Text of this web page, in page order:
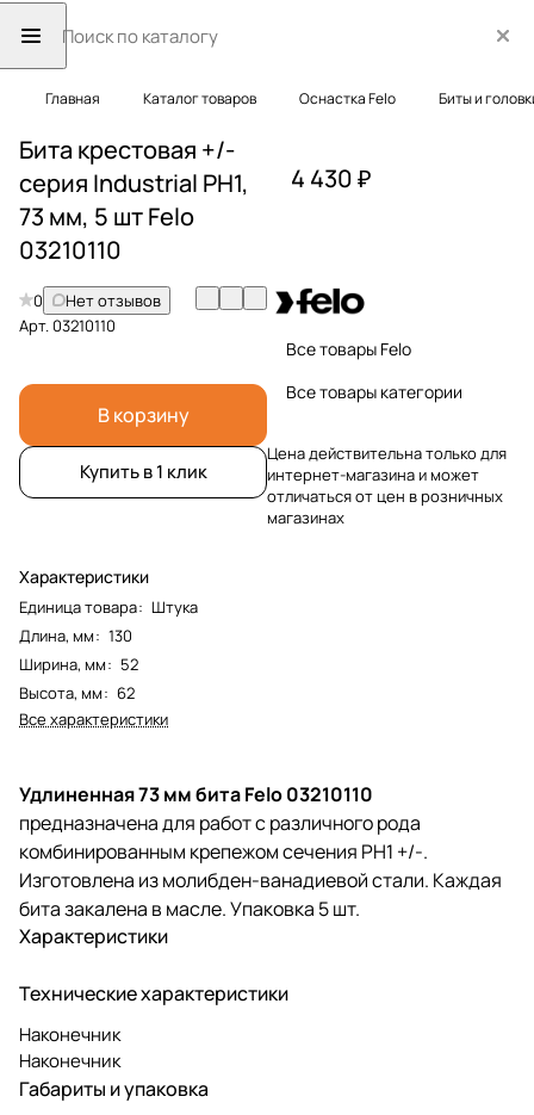
Главная Каталог товаров Оснастка Felo Биты и
Бита крестовая +/-
серия Industrial PН1,
73 мм, 5 шт Felo
03210110
0
Нет отзывов
Арт.03210110
В корзину
Купить в 1 клик
Характеристики
Единица товара: Штука
Длина, мм: 130
Ширина, мм: 52
Высота, мм: 62
Все характеристики
4 430 ₽
Все товары Felo
Все товары категории
Цена действительна только для
интернет-магазина и может
отличаться от цен в розничных
магазинах
Удлиненная 73 мм бита Felo 03210110
предназначена для работ с различного рода
комбинированным крепежом сечения PH1 +/-.
Изготовлена из молибден-ванадиевой стали. Каждая
бита закалена в масле. Упаковка 5 шт.
Характеристики
Технические характеристики
Наконечник
Наконечник
Габариты и упаковка